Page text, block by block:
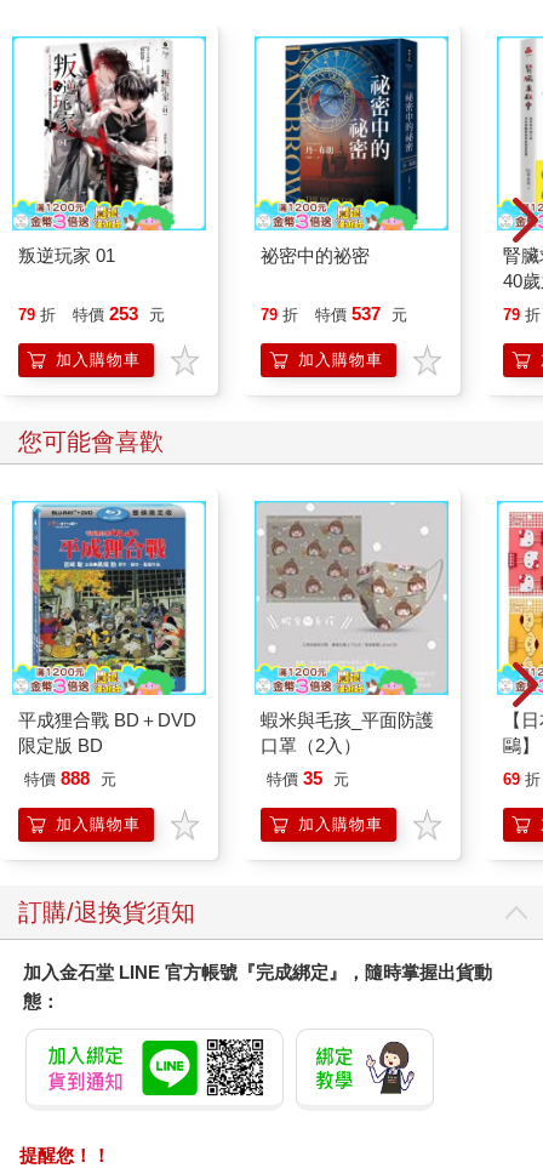
叛逆玩家 01
79 折 特價 253 元
加入購物車
祕密中的祕密
79 折 特價 537 元
加入購物車
腎
40
就
79 折
您可能會喜歡
平成狸合戰 BD＋DVD
限定版 BD
特價 888 元
加入購物車
蝦米與毛孩_平面防護
口罩（2入）
特價 35 元
加入購物車
【
鷗
(8款
企鵝
69 折
訂購/退換貨須知
加入金石堂 LINE 官方帳號『完成綁定』，隨時掌握出貨動
態：
提醒您！！